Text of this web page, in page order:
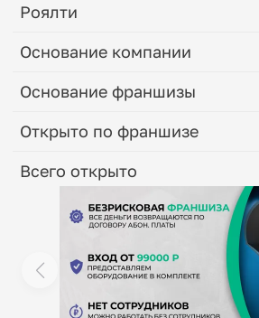
Роялти
Основание компании
Основание франшизы
Открыто по франшизе
Всего открыто